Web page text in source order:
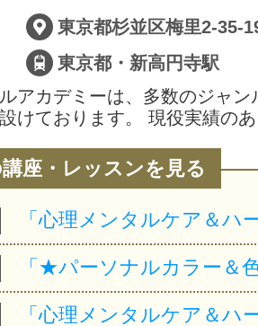
東京都杉並区梅里2-35-
東京都・新高円寺駅
アカデミーは、多数のジャ
けております。 現役実績の
座・レッスンを見る